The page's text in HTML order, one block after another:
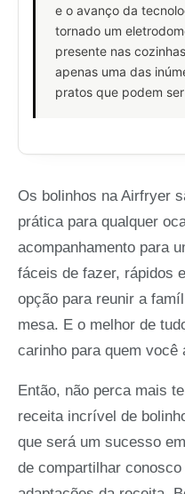
e o avanço da
tornado um
presente nas
apenas uma das
pratos que podem
Os bolinhos na Airfryer
prática para qualquer
acompanhamento para
fáceis de fazer, rápidos
opção para reunir a
mesa. E o melhor de
carinho para quem você
Então, não perca mais
receita incrível de
que será um sucesso
de compartilhar